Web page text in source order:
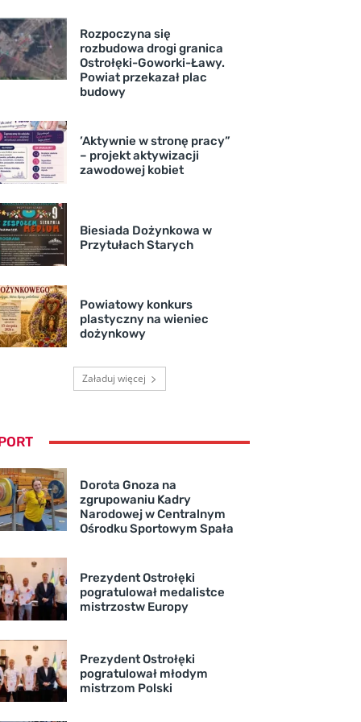
Rozpoczyna się
rozbudowa drogi granica
Ostrołęki-Goworki-Ławy.
Powiat przekazał plac
budowy
’Aktywnie w stronę pracy”
– projekt aktywizacji
zawodowej kobiet
Biesiada Dożynkowa w
Przytułach Starych
Powiatowy konkurs
plastyczny na wieniec
dożynkowy
Załaduj więcej
Dorota Gnoza na
zgrupowaniu Kadry
Narodowej w Centralnym
Ośrodku Sportowym Spała
Prezydent Ostrołęki
pogratulował medalistce
mistrzostw Europy
Prezydent Ostrołęki
pogratulował młodym
mistrzom Polski